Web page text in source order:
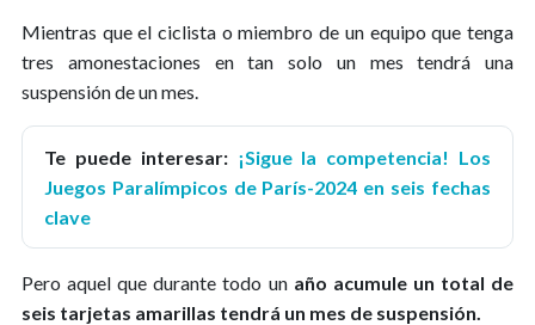
Mientras que el ciclista o miembro de un equipo que tenga
tres amonestaciones en tan solo un mes tendrá una
suspensión de un mes.
Te puede interesar: ¡Sigue la competencia! Los
Juegos Paralímpicos de París-2024 en seis fechas
clave
Pero aquel que durante todo un año acumule un total de
seis tarjetas amarillas tendrá un mes de suspensión.